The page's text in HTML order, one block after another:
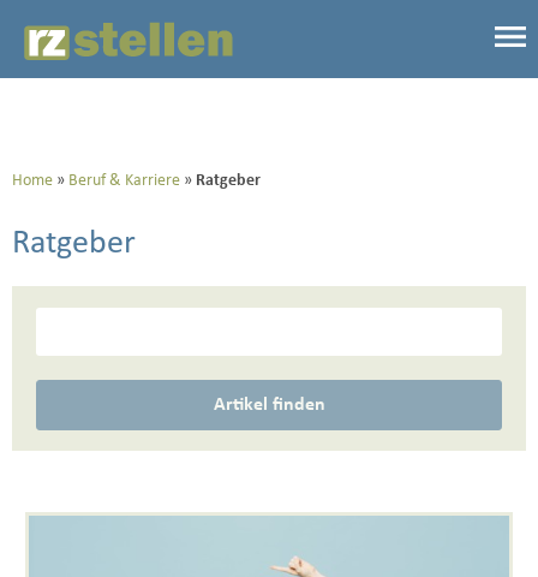
Home Beruf & Karriere Ratgeber
Ratgeber
Artikel finden